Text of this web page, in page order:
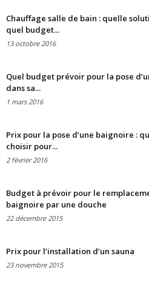
Chauffage salle de bain : quelle
quel budget...
13 octobre 2016
Quel budget prévoir pour la pose
dans sa...
1 mars 2016
Prix pour la pose d’une baignoire :
choisir pour...
2 février 2016
Budget à prévoir pour le
baignoire par une douche
22 décembre 2015
Prix pour l’installation d’un sauna
23 novembre 2015